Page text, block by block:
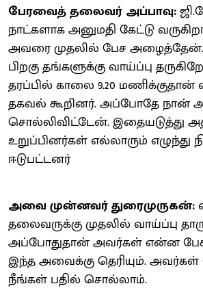
பேரவைத் தலைவர் அப்பாவு:
நாட்களாக அனுமதி கேட்டு
அவரை முதலில் பேச
பிறகு தங்களுக்கு வாய்ப்பு
தரப்பில் காலை 9.20
தகவல் கூறினர். அப்போதே நான்
சொல்லிவிட்டேன். இதையடுத்து
உறுப்பினர்கள் எல்லாரும் எழுந்து
ஈடுபட்டனர்
அவை முன்னவர் துரைமுருகன்:
தலைவருக்கு முதலில் வாய்ப்பு
அப்போதுதான் அவர்கள் என்ன
இந்த அவைக்கு தெரியும். அவர்கள்
நீங்கள் பதில் சொல்லாம்.